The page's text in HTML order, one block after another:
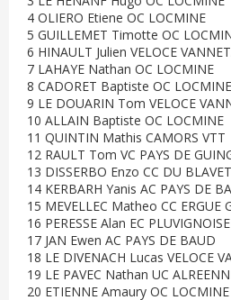
4 OLIERO Etiene OC LOCMINE
5 GUILLEMET Timotte OC
6 HINAULT Julien VELOCE
7 LAHAYE Nathan OC LOCMINE
8 CADORET Baptiste OC LOCMINE
9 LE DOUARIN Tom VELOCE
10 ALLAIN Baptiste OC LOCMINE
11 QUINTIN Mathis CAMORS VTT
12 RAULT Tom VC PAYS DE
13 DISSERBO Enzo CC DU BLAVET
14 KERBARH Yanis AC PAYS DE
15 MEVELLEC Matheo CC ERGUE
16 PERESSE Alan EC PLUVIGNOISE
17 JAN Ewen AC PAYS DE BAUD
18 LE DIVENACH Lucas VELOCE
19 LE PAVEC Nathan UC
20 ETIENNE Amaury OC LOCMINE